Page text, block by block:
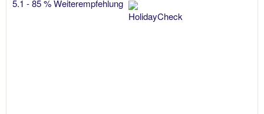
5.1 - 85 % Weiterempfehlung